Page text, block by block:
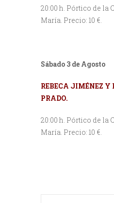
20:00 h. Pórtico de la
María. Precio: 10 €.
Sábado 3 de Agosto
REBECA JIMÉNEZ
PRADO.
20:00 h. Pórtico de la
María. Precio: 10 €.